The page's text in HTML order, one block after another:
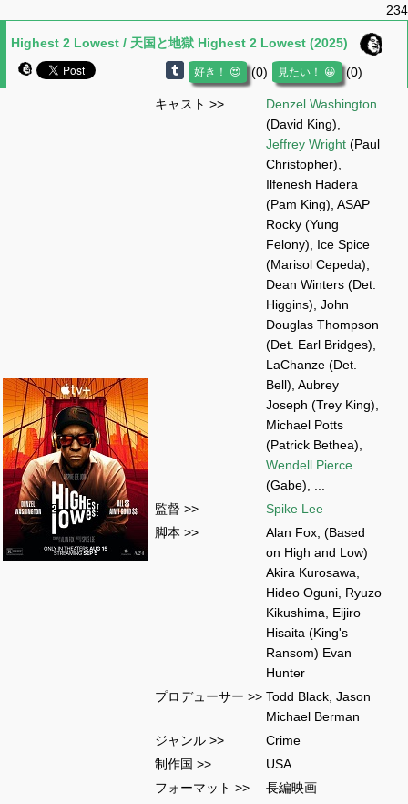
234
Highest 2 Lowest / 天国と地獄 Highest 2 Lowest (2025)
(0)
(0)
キャスト >>
Denzel Washington
(David King),
Jeffrey Wright (Paul
Christopher),
Ilfenesh Hadera
(Pam King), ASAP
Rocky (Yung
Felony), Ice Spice
(Marisol Cepeda),
Dean Winters (Det.
Higgins), John
Douglas Thompson
(Det. Earl Bridges),
LaChanze (Det.
Bell), Aubrey
Joseph (Trey King),
Michael Potts
(Patrick Bethea),
Wendell Pierce
(Gabe), ...
監督 >>
Spike Lee
脚本 >>
Alan Fox, (Based
on High and Low)
Akira Kurosawa,
Hideo Oguni, Ryuzo
Kikushima, Eijiro
Hisaita (King's
Ransom) Evan
Hunter
プロデューサー >> Todd Black, Jason
Michael Berman
ジャンル >>
Crime
制作国 >>
USA
フォーマット >>
長編映画